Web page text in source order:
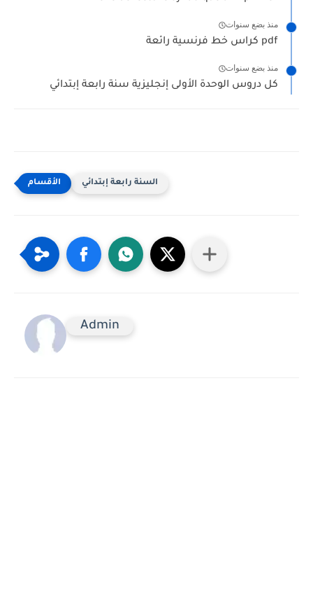
منذ بضع سنوات
كراس خط فرنسية رائعة pdf
منذ بضع سنوات
كل دروس الوحدة الأولى إنجليزية سنة رابعة إبتدائي
السنة رابعة إبتدائي
Admin